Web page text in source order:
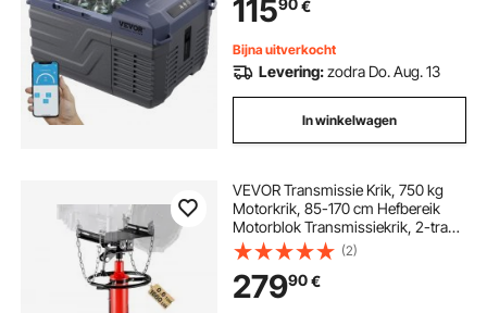
240V AC Compressor Koeler voor
buiten, kamperen en camperen
11590€
Bijna uitverkocht
Levering:zodra Do. Aug. 13
In winkelwagen
VEVOR Transmissie Krik, 750 kg
Motorkrik, 85-170 cm Hefbereik
Motorblok Transmissiekrik, 2-traps
Hydraulische Transmissie Krik,
Vrijloop Hydraulische Krik voor
Auto Workshops Auto
Transmissies, Rood
(2)
27990€